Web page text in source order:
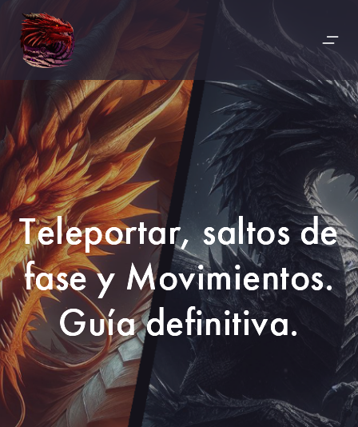
Teleportar, saltos de
fase y Movimientos.
Guía definitiva.